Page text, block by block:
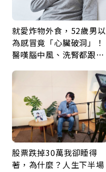
就愛炸物外食，52歲男以
為感冒竟「心臟破洞」！
醫嘆腦中風、洗腎都跟它
股票跌掉30萬我卻睡得
著，為什麼？人生下半場